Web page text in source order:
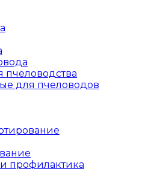
пчеловодства
для пчеловодов
профилактика